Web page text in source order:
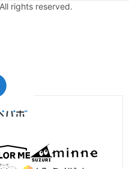
rights reserved.